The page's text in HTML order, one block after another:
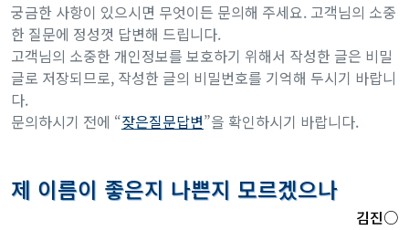
궁금한 사항이 있으시면 무엇이든 문의해 주세요. 고객님의 소중
한 질문에 정성껏 답변해 드립니다.
고객님의 소중한 개인정보를 보호하기 위해서 작성한 글은 비밀
글로 저장되므로, 작성한 글의 비밀번호를 기억해 두시기 바랍니
다.
문의하시기 전에 “잦은질문답변”을 확인하시기 바랍니다.
제 이름이 좋은지 나쁜지 모르겠으나
김진○